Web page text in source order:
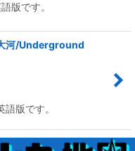
版です。
河/Underground
版です。